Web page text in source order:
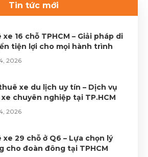
vụ tốt nhất.Liên hệ 0899 78
Tin tức mới
xe 16 chỗ TPHCM – Giải pháp di
tiện lợi cho mọi hành trình
2026
xe du lịch uy tín – Dịch vụ
chuyên nghiệp tại TP.HCM
2026
xe 29 chỗ ở Q6 – Lựa chọn lý
cho đoàn đông tại TPHCM